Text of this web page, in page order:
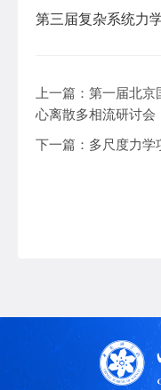
第三届复杂系统力
上一篇： 第一届北京
心离散多相流研讨会
下一篇： 多尺度力学